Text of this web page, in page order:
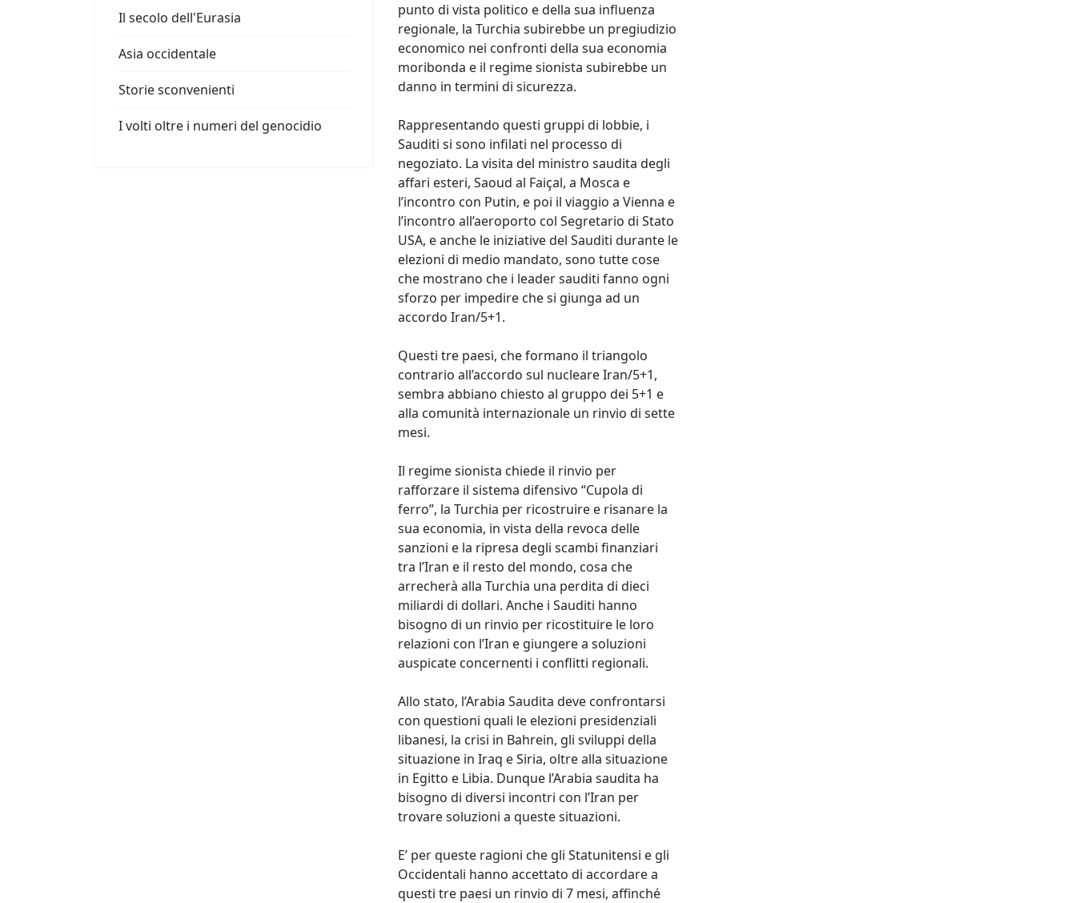
Il secolo dell'Eurasia
Asia occidentale
Storie sconvenienti
I volti oltre i numeri del genocidio
punto di vista politico e della sua influenza
regionale, la Turchia subirebbe un pregiudizio
economico nei confronti della sua economia
moribonda e il regime sionista subirebbe un
danno in termini di sicurezza.
Rappresentando questi gruppi di lobbie, i
Sauditi si sono infilati nel processo di
negoziato. La visita del ministro saudita degli
affari esteri, Saoud al Faiçal, a Mosca e
l’incontro con Putin, e poi il viaggio a Vienna e
l’incontro all’aeroporto col Segretario di Stato
USA, e anche le iniziative del Sauditi durante le
elezioni di medio mandato, sono tutte cose
che mostrano che i leader sauditi fanno ogni
sforzo per impedire che si giunga ad un
accordo Iran/5+1.
Questi tre paesi, che formano il triangolo
contrario all’accordo sul nucleare Iran/5+1,
sembra abbiano chiesto al gruppo dei 5+1 e
alla comunità internazionale un rinvio di sette
mesi.
Il regime sionista chiede il rinvio per
rafforzare il sistema difensivo “Cupola di
ferro”, la Turchia per ricostruire e risanare la
sua economia, in vista della revoca delle
sanzioni e la ripresa degli scambi finanziari
tra l’Iran e il resto del mondo, cosa che
arrecherà alla Turchia una perdita di dieci
miliardi di dollari. Anche i Sauditi hanno
bisogno di un rinvio per ricostituire le loro
relazioni con l’Iran e giungere a soluzioni
auspicate concernenti i conflitti regionali.
Allo stato, l’Arabia Saudita deve confrontarsi
con questioni quali le elezioni presidenziali
libanesi, la crisi in Bahrein, gli sviluppi della
situazione in Iraq e Siria, oltre alla situazione
in Egitto e Libia. Dunque l’Arabia saudita ha
bisogno di diversi incontri con l’Iran per
trovare soluzioni a queste situazioni.
E’ per queste ragioni che gli Statunitensi e gli
Occidentali hanno accettato di accordare a
questi tre paesi un rinvio di 7 mesi, affinché